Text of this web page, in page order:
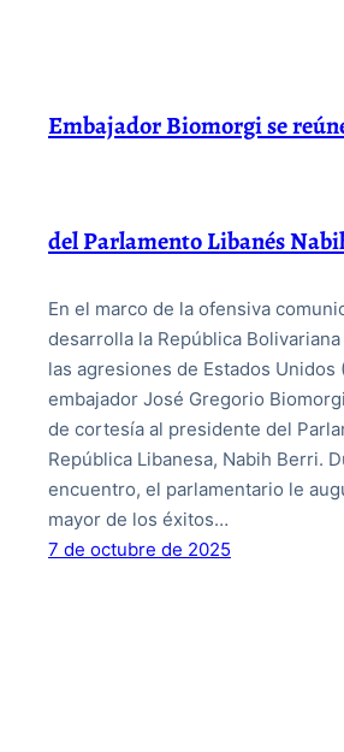
Embajador Biomorgi se
del Parlamento Libanés
En el marco de la ofensiva
desarrolla la República
las agresiones de Estados Unidos
embajador José Gregorio
de cortesía al presidente del
República Libanesa, Nabih Berri.
encuentro, el parlamentario le
mayor de los éxitos…
7 de octubre de 2025